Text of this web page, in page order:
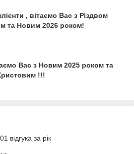
, вітаємо Вас з Різдвом
та Новим 2026 роком!
Вас з Новим 2025 роком та
!!!
відгука за рік